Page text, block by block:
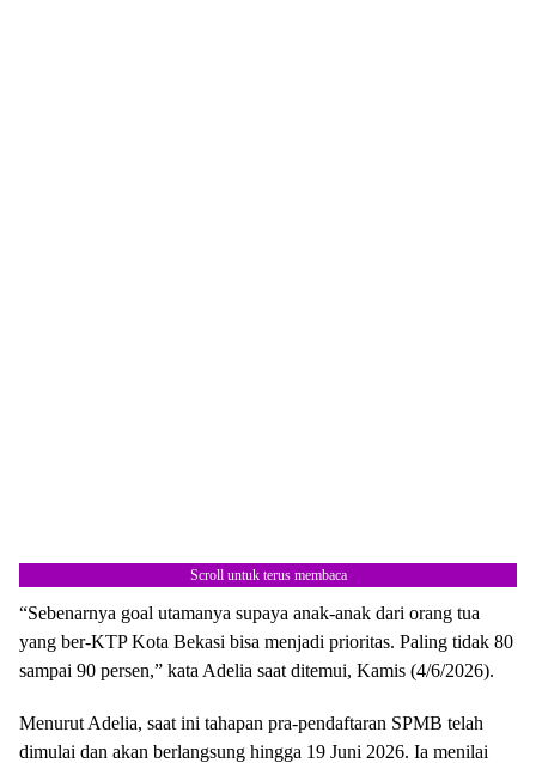
Scroll untuk terus membaca
“Sebenarnya goal utamanya supaya anak-anak dari orang tua
yang ber-KTP Kota Bekasi bisa menjadi prioritas. Paling tidak 80
sampai 90 persen,” kata Adelia saat ditemui, Kamis (4/6/2026).
Menurut Adelia, saat ini tahapan pra-pendaftaran SPMB telah
dimulai dan akan berlangsung hingga 19 Juni 2026. Ia menilai